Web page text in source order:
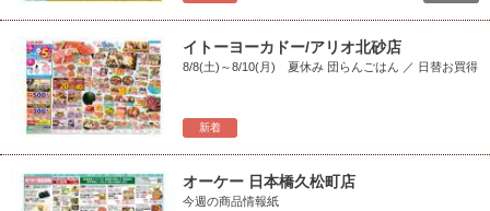
新着
イトーヨーカドー/アリオ北砂店
8/8(土)～8/10(月) 夏休み 団らんごはん ／ 日替お買得
オーケー 日本橋久松町店
今週の商品情報紙